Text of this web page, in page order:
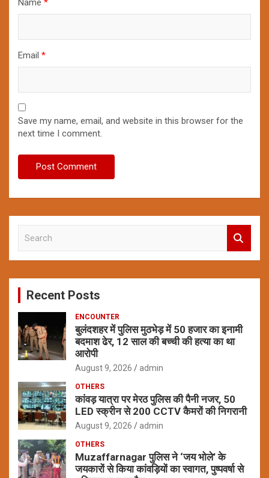
Name *
Email *
Save my name, email, and website in this browser for the
next time I comment.
c
Recent Posts
ENCOUNTER
बुलंदशहर में पुलिस मुठभेड़ में 50 हजार का इनामी
बदमाश ढेर, 12 साल की बच्ची की हत्या का था
आरोपी
August 9, 2026 admin
OTHERS
कांवड़ यात्रा पर मेरठ पुलिस की पैनी नजर, 50
LED स्क्रीन से 200 CCTV कैमरों की निगरानी
August 9, 2026 admin
OTHERS
Muzaffarnagar पुलिस ने ‘जय भोले’ के
जयकारों से किया कांवड़ियों का स्वागत, पुष्पवर्षा से